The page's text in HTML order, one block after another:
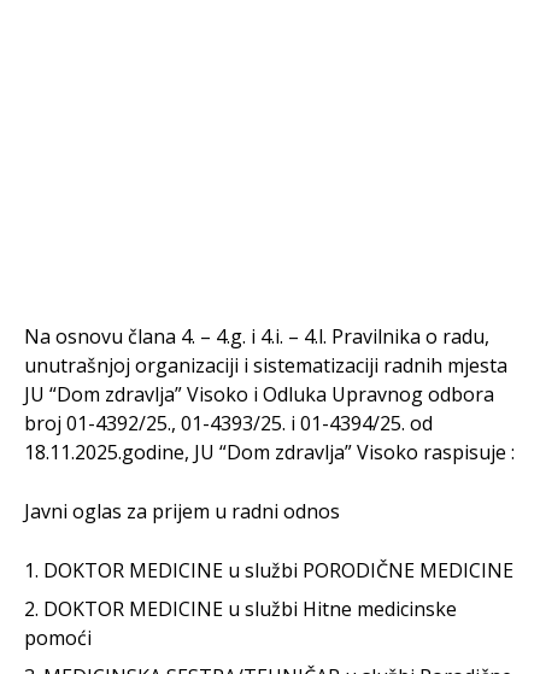
Na osnovu člana 4. – 4.g. i 4.i. – 4.l. Pravilnika o radu,
unutrašnjoj organizaciji i sistematizaciji radnih mjesta
JU “Dom zdravlja” Visoko i Odluka Upravnog odbora
broj 01-4392/25., 01-4393/25. i 01-4394/25. od
18.11.2025.godine, JU “Dom zdravlja” Visoko raspisuje :
Javni oglas za prijem u radni odnos
DOKTOR MEDICINE u službi PORODIČNE MEDICINE
DOKTOR MEDICINE u službi Hitne medicinske
pomoći